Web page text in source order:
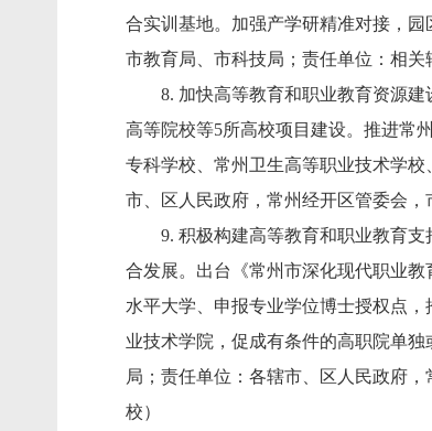
合实训基地。加强产学研精准对接，
市教育局、市科技局；责任单位：相关
8. 加快高等教育和职业教育资源建
高等院校等5所高校项目建设。推进常
专科学校、常州卫生高等职业技术学
市、区人民政府，常州经开区管委会
9. 积极构建高等教育和职业教育支
合发展。出台《常州市深化现代职业
水平大学、申报专业学位博士授权点
业技术学院，促成有条件的高职院单
局；责任单位：各辖市、区人民政府
校）